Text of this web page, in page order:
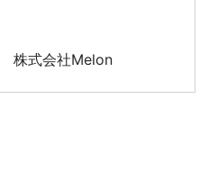
株式会社Melon